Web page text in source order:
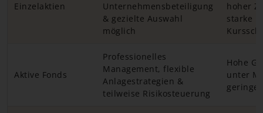
Einzelaktien
Unternehmensbeteiligung
& gezielte Auswahl
möglich
hoher
starke
Aktive Fonds
Professionelles
Management, flexible
Anlagestrategien &
teilweise Risikosteuerung
Hohe
unter
geringe